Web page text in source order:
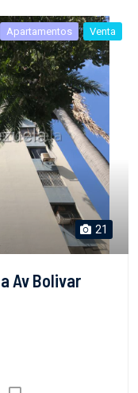
Apartamentos Venta
21
Av Bolivar